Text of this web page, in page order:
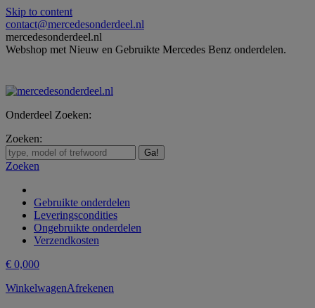
Skip to content
contact@mercedesonderdeel.nl
mercedesonderdeel.nl
Webshop met Nieuw en Gebruikte Mercedes Benz onderdelen.
Onderdeel Zoeken:
Zoeken:
Zoeken
Gebruikte onderdelen
Leveringscondities
Ongebruikte onderdelen
Verzendkosten
€ 0,000
WinkelwagenAfrekenen